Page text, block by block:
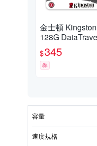
金士頓
128G
dia M USB3.2
隨身碟 DTXM/
$345
券
容量
速度規格